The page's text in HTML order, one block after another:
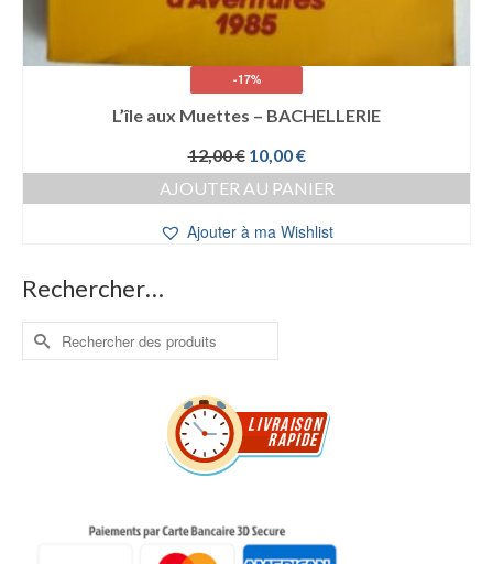
-17%
L’île aux Muettes – BACHELLERIE
12,00€ Le
prix
initial
12,00 €.
10,00€Le
prix
actuel
10,00 €.
AJOUTER AU PANIER
Ajouter à ma Wishlist
Rechercher…
Rechercher :